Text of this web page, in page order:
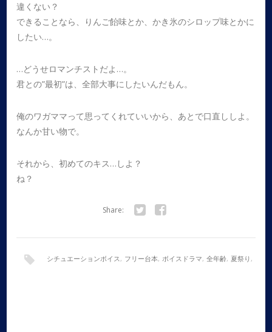
違くない？
できることなら、りんご飴味とか、かき氷のシロップ味とかに
したい…。
…どうせロマンチストだよ…。
君との”最初”は、全部大事にしたいんだもん。
俺のワガママって思ってくれていいから、あとで口直ししよ。
なんか甘い物で。
それから、初めてのキス…しよ？
ね？
Share:
シチュエーションボイス, フリー台本, ボイスドラマ, 全年齢, 夏祭り ,